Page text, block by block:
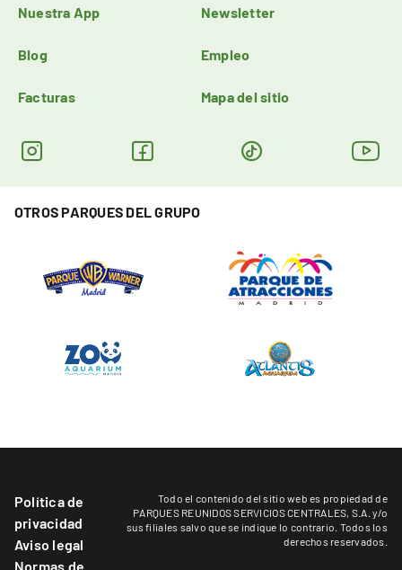
Nuestra App Newsletter
Blog Empleo
Facturas Mapa del sitio
OTROS PARQUES DEL GRUPO
Política de
privacidad
Aviso legal
Normas de
Todo el contenido del sitio web es propiedad de
PARQUES REUNIDOS SERVICIOS CENTRALES, S.A. y/o
sus filiales salvo que se indique lo contrario. Todos los
derechos reservados.